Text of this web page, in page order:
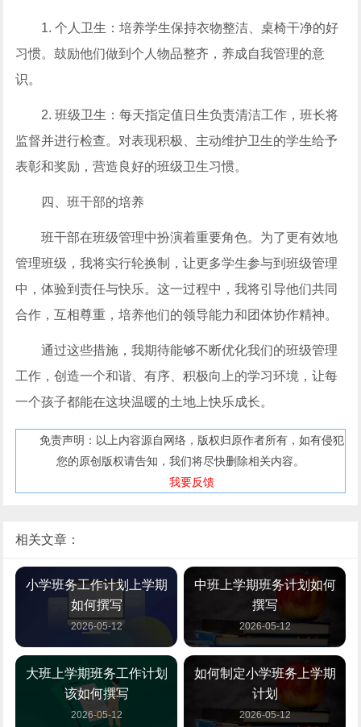
1. 个人卫生：培养学生保持衣物整洁、桌椅干净的好
习惯。鼓励他们做到个人物品整齐，养成自我管理的意
识。
2. 班级卫生：每天指定值日生负责清洁工作，班长将
监督并进行检查。对表现积极、主动维护卫生的学生给予
表彰和奖励，营造良好的班级卫生习惯。
四、班干部的培养
班干部在班级管理中扮演着重要角色。为了更有效地
管理班级，我将实行轮换制，让更多学生参与到班级管理
中，体验到责任与快乐。这一过程中，我将引导他们共同
合作，互相尊重，培养他们的领导能力和团体协作精神。
通过这些措施，我期待能够不断优化我们的班级管理
工作，创造一个和谐、有序、积极向上的学习环境，让每
一个孩子都能在这块温暖的土地上快乐成长。
免责声明：以上内容源自网络，版权归原作者所有，如有侵犯
您的原创版权请告知，我们将尽快删除相关内容。
我要反馈
相关文章：
小学班务工作计划上学期
如何撰写
2026-05-12
中班上学期班务计划如何
撰写
2026-05-12
大班上学期班务工作计划
该如何撰写
2026-05-12
如何制定小学班务上学期
计划
2026-05-12